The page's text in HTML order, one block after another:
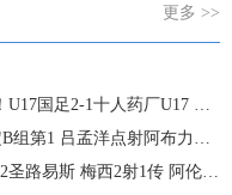
更多 >>
人药厂U17 赵松源登场1分钟传射
洋点射阿布力米破门 将战A组第2
斯 梅西2射1传 阿伦助攻戴帽